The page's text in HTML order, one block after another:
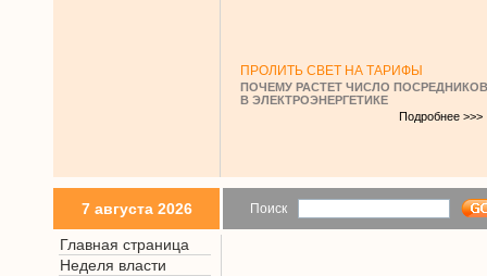
ПРОЛИТЬ СВЕТ НА ТАРИФЫ
ПОЧЕМУ РАСТЕТ ЧИСЛО ПОСРЕДНИКОВ
В ЭЛЕКТРОЭНЕРГЕТИКЕ
Подробнее >>>
7 августа 2026 Поиск
Главная страница
Неделя власти